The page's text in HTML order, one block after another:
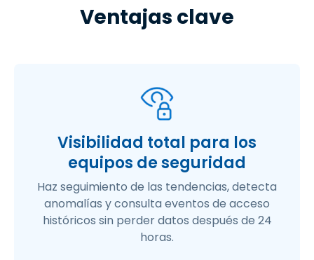
Ventajas clave
Visibilidad total para los
equipos de seguridad
Haz seguimiento de las tendencias, detecta
anomalías y consulta eventos de acceso
históricos sin perder datos después de 24
horas.